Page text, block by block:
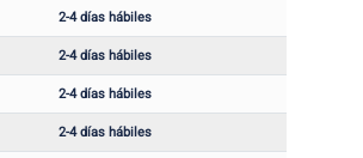
2-4 días hábiles
2-4 días hábiles
2-4 días hábiles
2-4 días hábiles